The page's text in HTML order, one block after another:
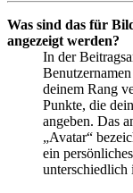
Was sind das für
angezeigt werden?
In der
deinem Rang
Punkte, die
angeben. Das
„Avatar“
ein
unterschiedlich